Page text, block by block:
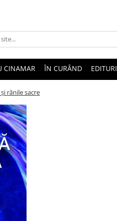
CINAMAR ÎN CURÂND EDITURI
rănile sacre